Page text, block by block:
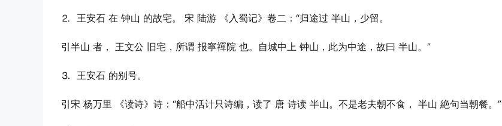
⒉ 王安石 在 钟山 的故宅。 宋 陆游 《入蜀记》卷二：“归途过 半山，少留。
引半山 者， 王文公 旧宅，所谓 报寧禪院 也。自城中上 钟山，此为中途，故曰 半山。”
⒊ 王安石 的别号。
引宋 杨万里 《读诗》诗：“船中活计只诗编，读了 唐 诗读 半山。不是老夫朝不食， 半山 絶句当朝餐。”